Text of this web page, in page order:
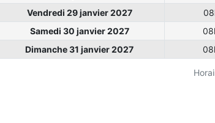
Vendredi 29 janvier 2027
Samedi 30 janvier 2027
Dimanche 31 janvier 2027